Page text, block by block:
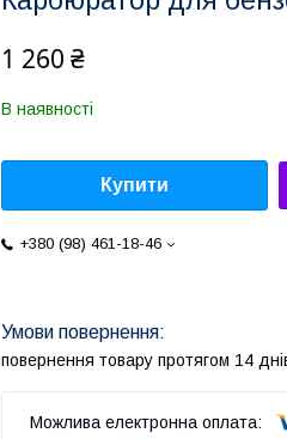
1 260 ₴
В наявності
Купити
+380 (98) 461-18-46
повернення товару протягом 14